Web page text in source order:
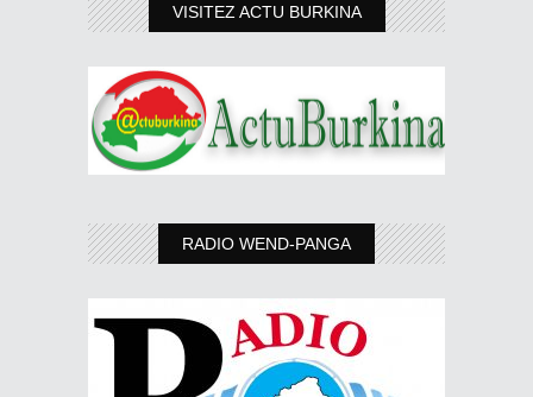
VISITEZ ACTU BURKINA
RADIO WEND-PANGA